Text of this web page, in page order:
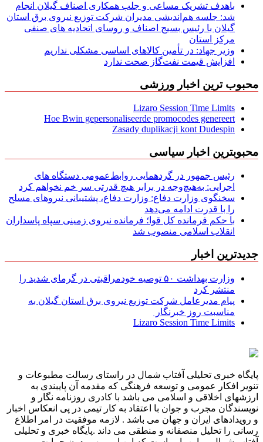
باهدف تشریک مساعی و جلب همکاری اصناف گیلان انجام
شد: جلسه هم‌اندیشی مدیران شركت توزیع نیروی برق استان
گیلان با رئیس بسیج اصناف و روسای اتحادیه های صنفی
مركز استان
وزیر جهاد: در تأمین کالاهای اساسی مشکلی نداریم
افزایش قیمت نفت‌گاز صحت ندارد
محبوب ترین اخبار ورزشی
Lizaro Session Time Limits
Hoe Bwin gepersonaliseerde promocodes genereert
Zasady duplikacji kont Dudespin
محبوبترین اخبار سیاسی
رئیس جمهور در گردهمایی روابط‌عمومی دستگاه های
اجرایی: به‌هیچ‌وجه در برابر هیچ قدرتی سر خم نخواهم کرد
سخنگوی وزارت دفاع: وزارت دفاع، پشتیبانی نیرو‌های مسلح
را با قدرت ادامه می‌دهد
با حکم فرمانده کل قوا؛ فرمانده نیروی زمینی سپاه پاسداران
انقلاب اسلامی منصوب شد
جدیدترین اخبار
وزارت بهداشت ۵۰ توصیه خودمراقبتی در گرمای شدید را
منتشر کرد
پیام مدیرعامل شركت توزیع نیروی برق استان گیلان به
مناسبت روز خبرنگار ‌
Lizaro Session Time Limits
پایگاه خبری تحلیلی آفتاب شمال در راستای رسالت مطبوعات و
تنویر افکار عمومی و توسعه فرهنگی که مقدمه آن پایبندی به
ارزشهای اخلاقی و اسلامی می باشد با کادری روزنامه نگار و
نویسندگان مجرب و جوان با اعتقاد به کار تیمی در پی انعکاس اخبار
و رویدادهای ایران و جهان می باشد . لازمه موفقیت در امر اطلاع
رسانی را تحلیل منصفانه و منطقی می داند .پایگاه خبری و تحلیلی